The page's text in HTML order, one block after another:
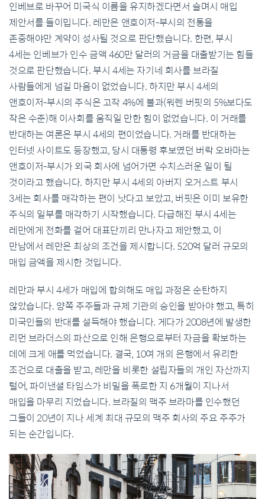
인베브로 바꾸어 미국식 이름을 유지하겠다면서 슬며시 매입
제안서를 들이밉니다. 레만은 앤호이저-부시의 전통을
존중해야만 계약이 성사될 것으로 판단했습니다. 한편, 부시
4세는 인베브가 인수 금액 460만 달러의 거금을 대출받기는 힘들
것으로 판단했습니다. 부시 4세는 자기네 회사를 브라질
사람들에게 넘길 마음이 없었습니다. 하지만 부시 4세의
앤호이저-부시의 주식은 고작 4%에 불과(워렌 버핏의 5%보다도
작은 수준)해 이사회를 움직일 만한 힘이 없었습니다. 이 거래를
반대하는 여론은 부시 4세의 편이었습니다. 거래를 반대하는
인터넷 사이트도 등장했고, 당시 대통령 후보였던 버락 오바마는
앤호이저-부시가 외국 회사에 넘어가면 수치스러운 일이 될
것이라고 했습니다. 하지만 부시 4세의 아버지 오거스트 부시
3세는 회사를 매각하는 편이 낫다고 보았고, 버핏은 이미 보유한
주식의 일부를 매각하기 시작했습니다. 다급해진 부시 4세는
레만에게 전화를 걸어 대표단끼리 만나자고 제안했고, 이
만남에서 레만은 최상의 조건을 제시합니다. 520억 달러 규모의
매입 금액을 제시한 것입니다.
레만과 부시 4세가 매입에 합의해도 매입 과정은 순탄하지
않았습니다. 양쪽 주주들과 규제 기관의 승인을 받아야 했고, 특히
미국인들의 반대를 설득해야 했습니다. 게다가 2008년에 발생한
리먼 브라더스의 파산으로 인해 은행으로부터 자금을 확보하는
데에 크게 애를 먹었습니다. 결국, 10여 개의 은행에서 유리한
조건으로 대출을 받고, 레만을 비롯한 설립자들의 개인 자산까지
털어, 파이낸셜 타임스가 비밀을 폭로한 지 6개월이 지나서
매입을 마무리 지었습니다. 브라질의 맥주 브라마를 인수했던
그들이 20년이 지나 세계 최대 규모의 맥주 회사의 주요 주주가
되는 순간입니다.